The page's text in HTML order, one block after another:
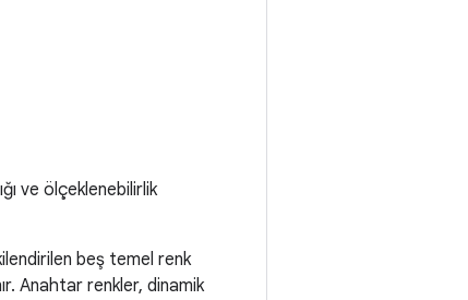
ve ölçeklenebilirlik
beş temel renk
Anahtar renkler, dinamik